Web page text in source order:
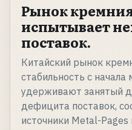
Рынок
испытывает
поставок.
Китайский рынок
стабильность с
удерживают занятый
дефицита поставок,
источники Metal-Pages